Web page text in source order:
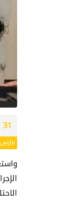
31
مارس